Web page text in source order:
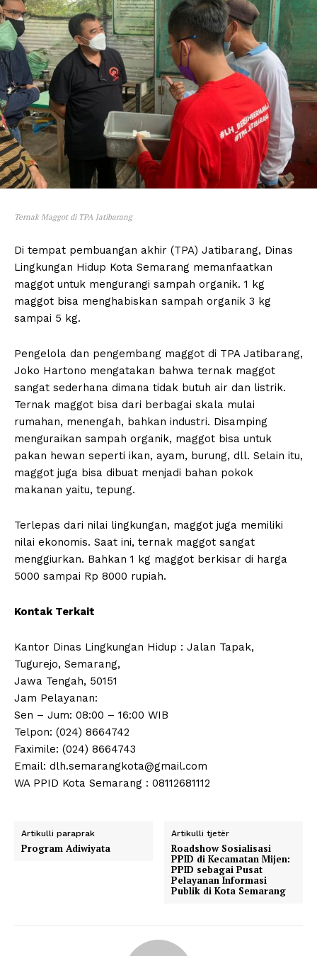
Ternak Maggot di TPA Jatibarang
Di tempat pembuangan akhir (TPA) Jatibarang, Dinas
Lingkungan Hidup Kota Semarang memanfaatkan
maggot untuk mengurangi sampah organik. 1 kg
maggot bisa menghabiskan sampah organik 3 kg
sampai 5 kg.
Pengelola dan pengembang maggot di TPA Jatibarang,
Joko Hartono mengatakan bahwa ternak maggot
sangat sederhana dimana tidak butuh air dan listrik.
Ternak maggot bisa dari berbagai skala mulai
rumahan, menengah, bahkan industri. Disamping
menguraikan sampah organik, maggot bisa untuk
pakan hewan seperti ikan, ayam, burung, dll. Selain itu,
maggot juga bisa dibuat menjadi bahan pokok
makanan yaitu, tepung.
Terlepas dari nilai lingkungan, maggot juga memiliki
nilai ekonomis. Saat ini, ternak maggot sangat
menggiurkan. Bahkan 1 kg maggot berkisar di harga
5000 sampai Rp 8000 rupiah.
Kontak Terkait
Kantor Dinas Lingkungan Hidup : Jalan Tapak,
Tugurejo, Semarang,
Jawa Tengah, 50151
Jam Pelayanan:
Sen – Jum: 08:00 – 16:00 WIB
Telpon: (024) 8664742
Faximile: (024) 8664743
Email: dlh.semarangkota@gmail.com
WA PPID Kota Semarang : 08112681112
Artikulli paraprak
Program Adiwiyata
Artikulli tjetër
Roadshow Sosialisasi
PPID di Kecamatan Mijen:
PPID sebagai Pusat
Pelayanan Informasi
Publik di Kota Semarang